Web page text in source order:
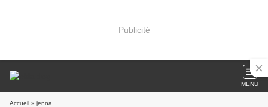
Publicité
MENU
Accueil » jenna